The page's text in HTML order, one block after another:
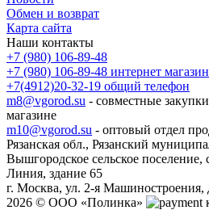
Обмен и возврат
Карта сайта
Наши контакты
+7 (980) 106-89-48
+7 (980) 106-89-48 интернет магазин
+7(4912)20-32-19 общий телефон
m8@vgorod.su - совместные
магазине
m10@vgorod.su - оптовый отдел
Рязанская обл., Рязанский
Вышгородское сельское поселение,
Линия, здание 65
г. Москва, ул. 2-я
2026 © ООО «Полинка»